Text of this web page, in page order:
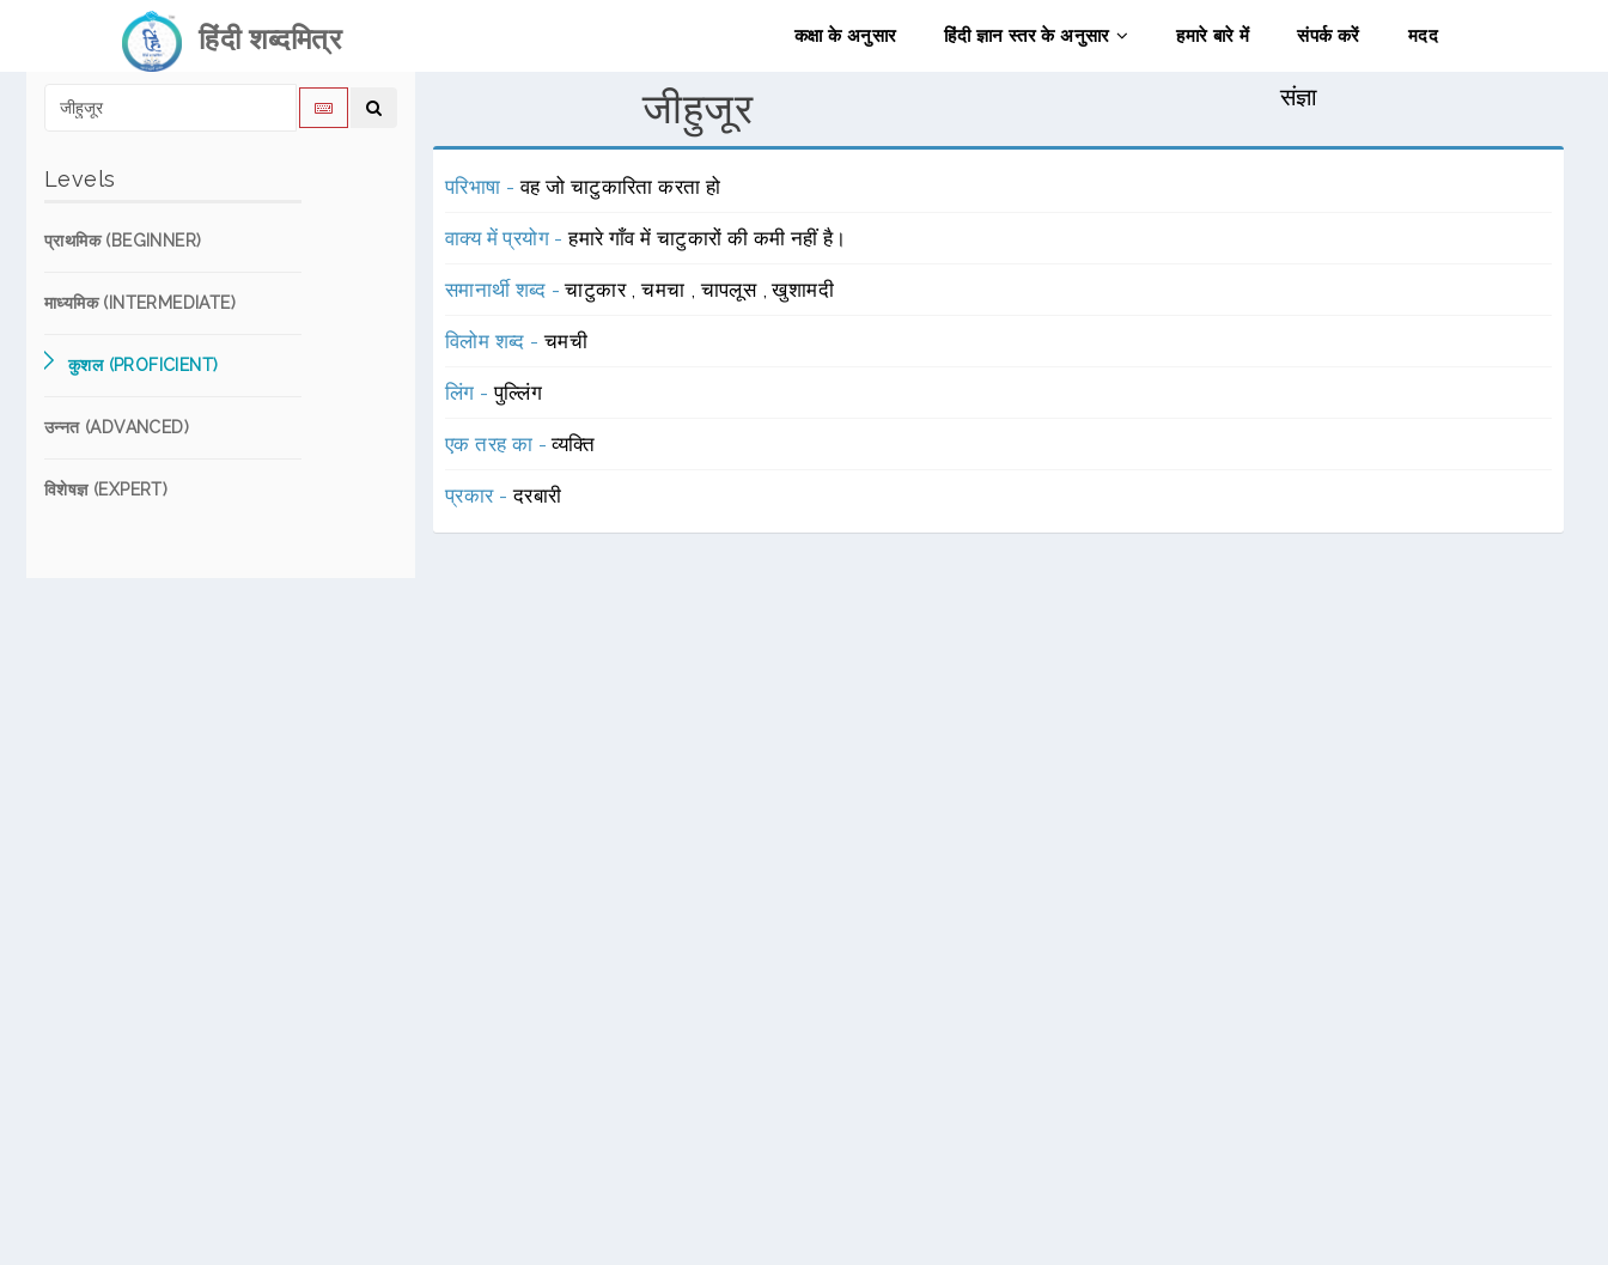
हिंदी शब्दमित्र कक्षा के अनुसार हिंदी ज्ञान स्तर के अनुसार हमारे बारे में संपर्क करें मदद
Levels
प्राथमिक (BEGINNER)
माध्यमिक (INTERMEDIATE)
कुशल (PROFICIENT)
उन्नत (ADVANCED)
विशेषज्ञ (EXPERT)
जीहुजूर संज्ञा
परिभाषा -वह जो चाटुकारिता करता हो
वाक्य में प्रयोग -हमारे गाँव में चाटुकारों की कमी नहीं है।
समानार्थी शब्द -चाटुकार ,चमचा ,चापलूस ,खुशामदी
विलोम शब्द -चमची
लिंग -पुल्लिंग
एक तरह का -व्यक्ति
प्रकार -दरबारी